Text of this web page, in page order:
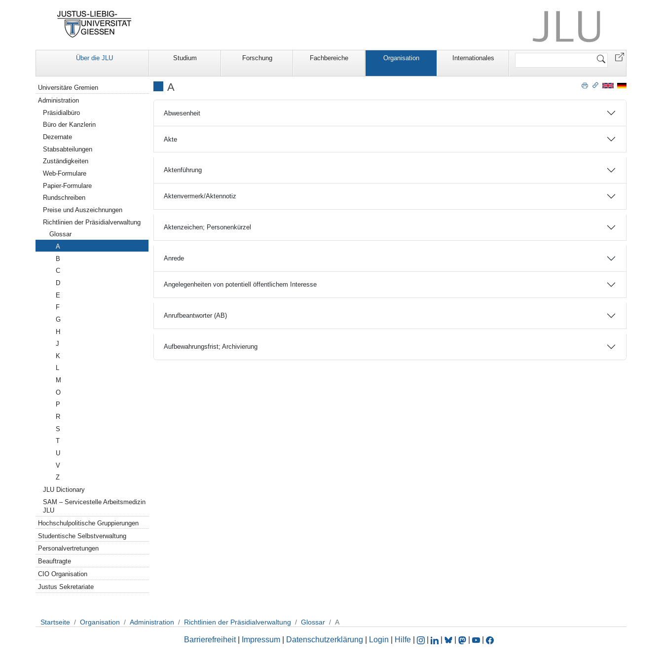
Über die JLU Studium Forschung Fachbereiche Organisation Internationales
Website
A
Abwesenheit
Akte
Aktenführung
Aktenvermerk/Aktennotiz
Aktenzeichen; Personenkürzel
Anrede
Angelegenheiten von potentiell öffentlichem Interesse
Anrufbeantworter (AB)
Aufbewahrungsfrist; Archivierung
Navigation
Universitäre Gremien
Administration
Präsidialbüro
Büro der Kanzlerin
Dezernate
Stabsabteilungen
Zuständigkeiten
Web-Formulare
Papier-Formulare
Rundschreiben
Preise und Auszeichnungen
Richtlinien der Präsidialverwaltung
Glossar
A
B
C
D
E
F
G
H
J
K
L
M
O
P
R
S
T
U
V
Z
JLU Dictionary
SAM – Servicestelle Arbeitsmedizin
JLU
Hochschulpolitische Gruppierungen
Studentische Selbstverwaltung
Personalvertretungen
Beauftragte
CIO Organisation
Justus Sekretariate
Startseite Organisation Administration Richtlinien der Präsidialverwaltung Glossar A
Barrierefreiheit| Impressum| Datenschutzerklärung Login Hilfe| |